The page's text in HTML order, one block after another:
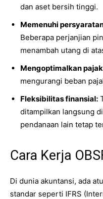
dan aset bersih tinggi.
Memenuhi
Beberapa perjanjian
menambah utang di
Mengoptimalkan
mengurangi beban
Fleksibilitas finansial:
ditampilkan langsung
pendanaan lain tetap
Cara Kerja
Di dunia akuntansi, ada
standar seperti IFRS